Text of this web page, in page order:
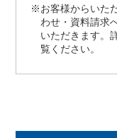
※お客様からいた
わせ・資料請求
いただきます。
覧ください。